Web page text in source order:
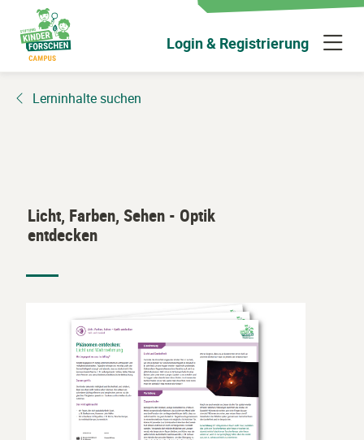
Hauptinhalt
wechseln
Login & Registrierung
Lerninhalte suchen
Licht, Farben, Sehen - Optik
entdecken